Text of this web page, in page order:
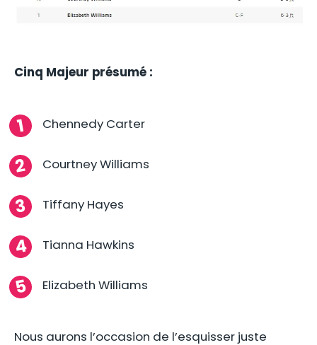
Cinq Majeur présumé :
Chennedy Carter
Courtney Williams
Tiffany Hayes
Tianna Hawkins
Elizabeth Williams
Nous aurons l’occasion de l’esquisser juste